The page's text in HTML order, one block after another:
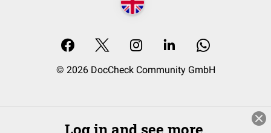
© 2026 DocCheck Community GmbH